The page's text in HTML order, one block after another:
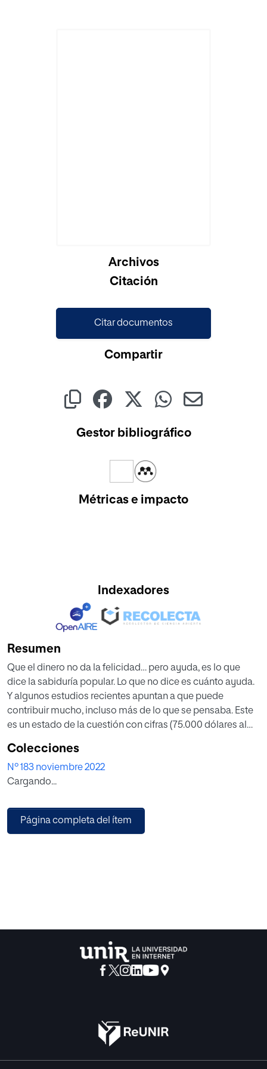
Archivos
Citación
Citar documentos
Compartir
Gestor bibliográfico
Métricas e impacto
Indexadores
Resumen
Que el dinero no da la felicidad… pero ayuda, es lo que
dice la sabiduría popular. Lo que no dice es cuánto ayuda.
Y algunos estudios recientes apuntan a que puede
contribuir mucho, incluso más de lo que se pensaba. Este
es un estado de la cuestión con cifras (75.000 dólares al
Cencerrado, analista jefe del Instituto de la Felicidad de
Copenhague.
Colecciones
Nº 183 noviembre 2022
Cargando...
Página completa del ítem